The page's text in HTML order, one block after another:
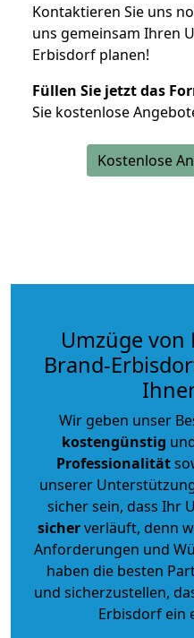
Kontaktieren Sie uns
uns gemeinsam Ihren
Erbisdorf planen!
Füllen Sie jetzt das
Sie kostenlose
Kostenlose
Umzüge von
Brand-
Wir geben unser
kostengünstig
Professionalität
unserer
sicher sein, dass Ihr
sicherverläuft, denn
Anforderungen und
haben die besten
und sicherzustellen,
Erbisdorf ein